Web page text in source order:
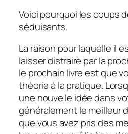
Voici pourquoi les coups
séduisants.
La raison pour laquelle il
laisser distraire par la
le prochain livre est que
théorie à la pratique.
une nouvelle idée dans
généralement le meilleur
que vous avez pris des